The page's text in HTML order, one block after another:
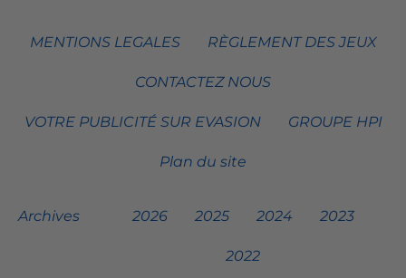
MENTIONS LEGALES RÈGLEMENT DES JEUX
CONTACTEZ NOUS
VOTRE PUBLICITÉ SUR EVASION GROUPE HPI
Plan du site
Archives 2026 2025 2024 2023
2022